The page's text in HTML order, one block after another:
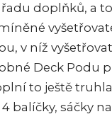
doplňků, a
v níž
Deck Podu
to ještě
balíčky, sáčky